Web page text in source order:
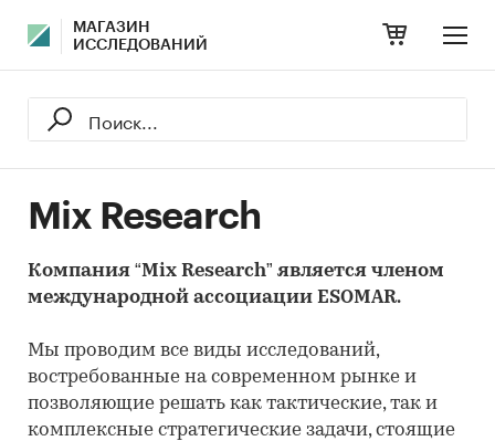
МАГАЗИН
ИССЛЕДОВАНИЙ
Mix Research
Компания “Mix Research” является членом
международной ассоциации ESOMAR.
Мы проводим все виды исследований,
востребованные на современном рынке и
позволяющие решать как тактические, так и
комплексные стратегические задачи, стоящие